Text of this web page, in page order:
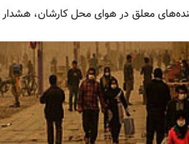
معلق در هوای محل کارشان، هشدار